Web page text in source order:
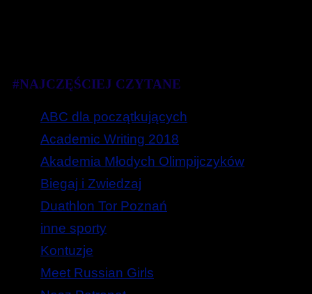
#NAJCZĘŚCIEJ CZYTANE
ABC dla początkujących
Academic Writing 2018
Akademia Młodych Olimpijczyków
Biegaj i Zwiedzaj
Duathlon Tor Poznań
inne sporty
Kontuzje
Meet Russian Girls